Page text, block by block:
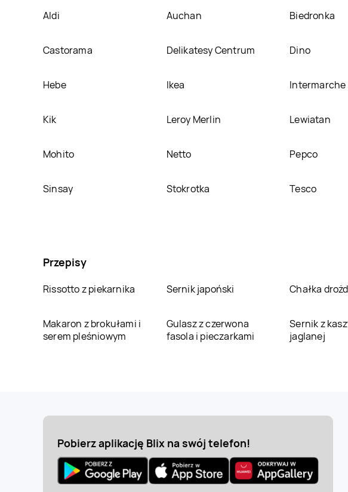
Aldi Auchan Biedronka
Castorama Delikatesy Centrum Dino
Hebe Ikea Intermarche
Kik Leroy Merlin Lewiatan
Mohito Netto Pepco
Sinsay Stokrotka Tesco
Przepisy
Rissotto z piekarnika Sernik japoński Chałka
Makaron z brokułami i
serem pleśniowym
Gulasz z czerwona
fasola i pieczarkami
Sernik z
jaglanej
Pobierz aplikację Blix na swój telefon!